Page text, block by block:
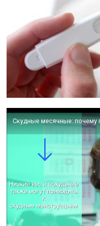
Скудные месячные: почему